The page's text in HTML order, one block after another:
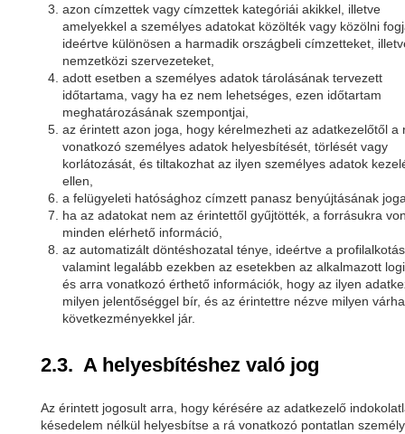
azon címzettek vagy címzettek kategóriái akikkel, illetve
amelyekkel a személyes adatokat közölték vagy közölni
ideértve különösen a harmadik országbeli címzetteket,
nemzetközi szervezeteket,
adott esetben a személyes adatok tárolásának tervezett
időtartama, vagy ha ez nem lehetséges, ezen időtartam
meghatározásának szempontjai,
az érintett azon joga, hogy kérelmezheti az adatkezelőtől a
vonatkozó személyes adatok helyesbítését, törlését vagy
korlátozását, és tiltakozhat az ilyen személyes adatok
ellen,
a felügyeleti hatósághoz címzett panasz benyújtásának
ha az adatokat nem az érintettől gyűjtötték, a forrásukra
minden elérhető információ,
az automatizált döntéshozatal ténye, ideértve a
valamint legalább ezekben az esetekben az alkalmazott
és arra vonatkozó érthető információk, hogy az ilyen
milyen jelentőséggel bír, és az érintettre nézve milyen
következményekkel jár.
2.3. A helyesbítéshez való jog
Az érintett jogosult arra, hogy kérésére az adatkezelő
késedelem nélkül helyesbítse a rá vonatkozó pontatlan